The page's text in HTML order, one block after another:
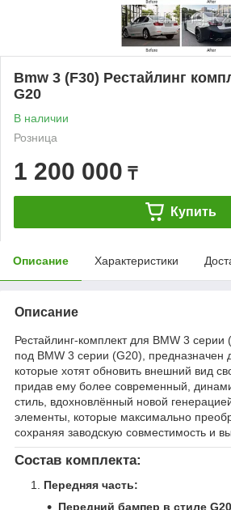
Bmw 3 (F30) Рестайлинг
G20
В наличии
Розница
1 200 000 ₸
Купить
Описание Характеристики
Описание
Рестайлинг-комплект для BMW 3 серии
под BMW 3 серии (G20), предназначен
которые хотят обновить внешний вид
придав ему более современный,
стиль, вдохновлённый новой
элементы, которые максимально
сохраняя заводскую совместимость и
Состав комплекта:
Передняя часть:
Передний бампер в стиле